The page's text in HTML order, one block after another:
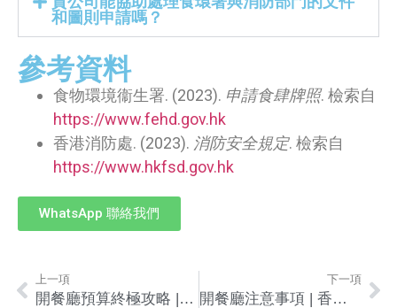
和圖則申請嗎？
參考資料
食物環境衞生署. (2023). 申請食肆牌照. 檢索自
https://www.fehd.gov.hk
香港消防處. (2023). 消防安全規定. 檢索自
https://www.hkfsd.gov.hk
WhatsApp 聯絡我們
上一項
開餐廳預算終極攻略 | 2024香港開店費用、成本、牌照懶人包
下一項
開餐廳注意事項 | 香港餐飲創業成功指南，從選址、牌照到裝修全攻略